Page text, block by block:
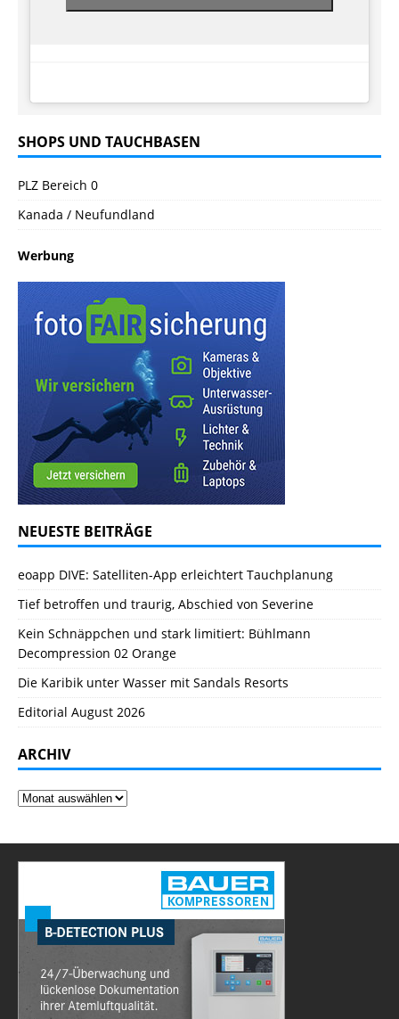
SHOPS UND TAUCHBASEN
PLZ Bereich 0
Kanada / Neufundland
Werbung
NEUESTE BEITRÄGE
eoapp DIVE: Satelliten-App erleichtert Tauchplanung
Tief betroffen und traurig, Abschied von Severine
Kein Schnäppchen und stark limitiert: Bühlmann
Decompression 02 Orange
Die Karibik unter Wasser mit Sandals Resorts
Editorial August 2026
ARCHIV